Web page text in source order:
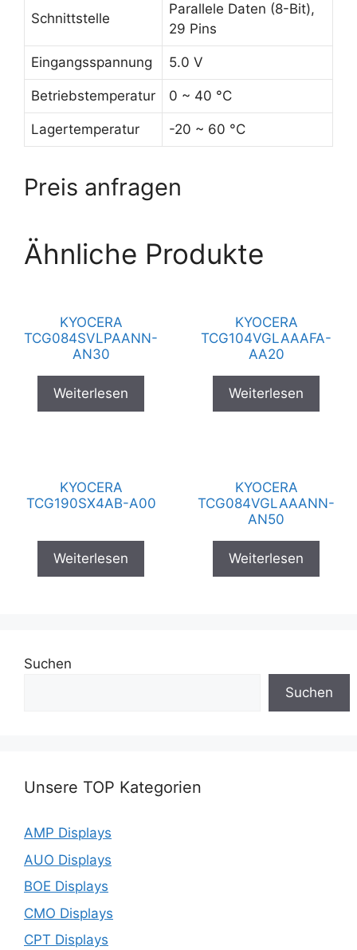
Schnittstelle
Parallele Daten (8-Bit),
29 Pins
Eingangsspannung 5.0 V
Betriebstemperatur 0 ~ 40 °C
Lagertemperatur -20 ~ 60 °C
Preis anfragen
Ähnliche Produkte
KYOCERA
TCG084SVLPAANN-
AN30
Weiterlesen
KYOCERA
TCG104VGLAAAFA-
AA20
Weiterlesen
KYOCERA
TCG190SX4AB-A00
Weiterlesen
KYOCERA
TCG084VGLAAANN-
AN50
Weiterlesen
Suchen
Suchen
Unsere TOP Kategorien
AMP Displays
AUO Displays
BOE Displays
CMO Displays
CPT Displays